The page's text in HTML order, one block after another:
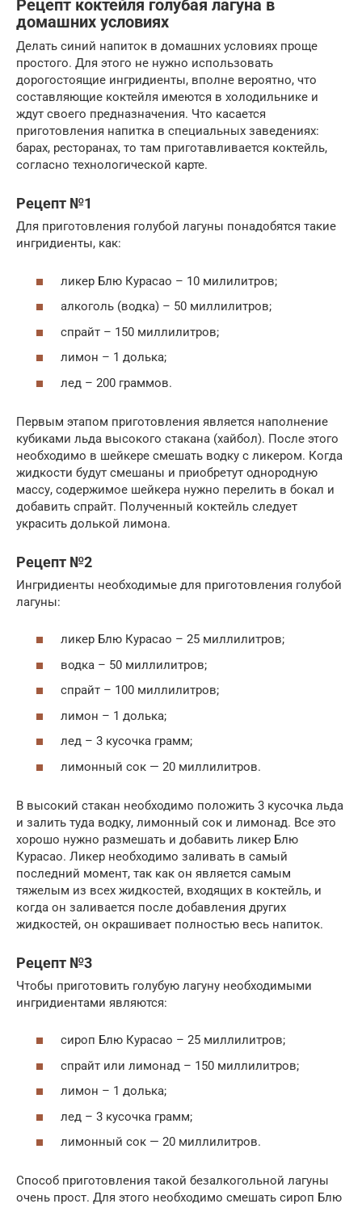
Рецепт коктейля голубая лагуна в
домашних условиях
Делать синий напиток в домашних условиях проще
простого. Для этого не нужно использовать
дорогостоящие ингридиенты, вполне вероятно, что
составляющие коктейля имеются в холодильнике и
ждут своего предназначения. Что касается
приготовления напитка в специальных заведениях:
барах, ресторанах, то там приготавливается коктейль,
согласно технологической карте.
Рецепт №1
Для приготовления голубой лагуны понадобятся такие
ингридиенты, как:
ликер Блю Курасао – 10 милилитров;
алкоголь (водка) – 50 миллилитров;
спрайт – 150 миллилитров;
лимон – 1 долька;
лед – 200 граммов.
Первым этапом приготовления является наполнение
кубиками льда высокого стакана (хайбол). После этого
необходимо в шейкере смешать водку с ликером. Когда
жидкости будут смешаны и приобретут однородную
массу, содержимое шейкера нужно перелить в бокал и
добавить спрайт. Полученный коктейль следует
украсить долькой лимона.
Рецепт №2
Ингридиенты необходимые для приготовления голубой
лагуны:
ликер Блю Курасао – 25 миллилитров;
водка – 50 миллилитров;
спрайт – 100 миллилитров;
лимон – 1 долька;
лед – 3 кусочка грамм;
лимонный сок — 20 миллилитров.
В высокий стакан необходимо положить 3 кусочка льда
и залить туда водку, лимонный сок и лимонад. Все это
хорошо нужно размешать и добавить ликер Блю
Курасао. Ликер необходимо заливать в самый
последний момент, так как он является самым
тяжелым из всех жидкостей, входящих в коктейль, и
когда он заливается после добавления других
жидкостей, он окрашивает полностью весь напиток.
Рецепт №3
Чтобы приготовить голубую лагуну необходимыми
ингридиентами являются:
сироп Блю Курасао – 25 миллилитров;
спрайт или лимонад – 150 миллилитров;
лимон – 1 долька;
лед – 3 кусочка грамм;
лимонный сок — 20 миллилитров.
Способ приготовления такой безалкогольной лагуны
очень прост. Для этого необходимо смешать сироп Блю